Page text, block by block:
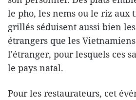
le pho, les nems ou le riz aux
grillés séduisent aussi bien
étrangers que les
l'étranger, pour lesquels ces
le pays natal.
Pour les restaurateurs, cet